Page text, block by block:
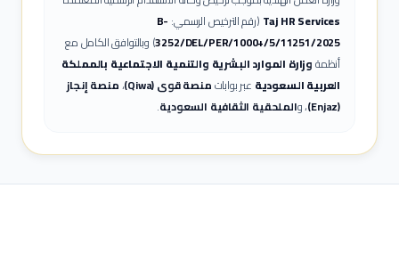
Taj HR Services (رقم الترخيص الرسمي: B-
3252/DEL/PER/1000+/5/11251/2025) وبالتوافق الكامل مع
أنظمةوزارة الموارد البشرية والتنمية الاجتماعية بالمملكة
العربية السعودية عبر بواباتمنصة قوى (Qiwa) ،منصة إنجاز
(Enjaz)
، والملحقية الثقافية السعودية.